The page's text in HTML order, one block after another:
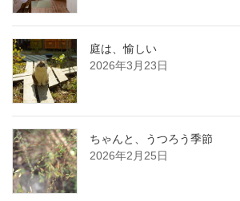
庭は、愉しい
2026年3月23日
ちゃんと、うつろう季節
2026年2月25日